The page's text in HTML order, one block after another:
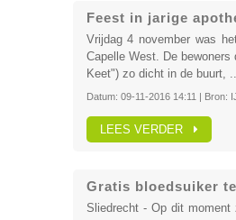
Feest in jarige
Vrijdag 4 november was
Capelle West. De
Keet") zo dicht in de buurt,
Datum: 09-11-2016 14:11 | Bron:
LEES VERDER
Gratis bloedsuiker
Sliedrecht - Op dit moment